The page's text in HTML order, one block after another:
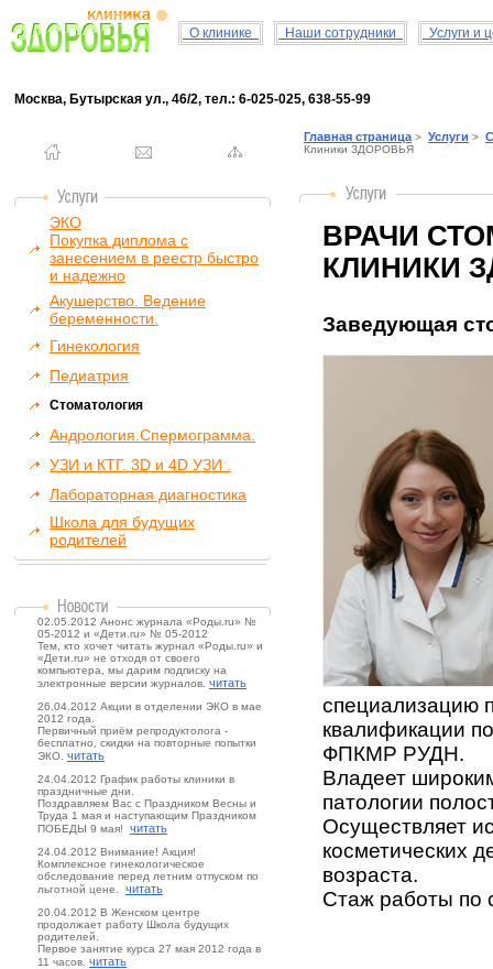
О клинике Наши сотрудники Услуги и
Москва, Бутырская ул., 46/2, тел.: 6-025-025, 638-55-99
ЭКО
Покупка диплома с
занесением в реестр быстро
и надежно
Акушерство. Ведение
беременности.
Гинекология
Педиатрия
Стоматология
Андрология.Спермограмма.
УЗИ и КТГ. 3D и 4D УЗИ .
Лабораторная диагностика
Школа для будущих
родителей
02.05.2012 Анонс журнала «Роды.ru» №
05-2012 и «Дети.ru» № 05-2012
Тем, кто хочет читать журнал «Роды.ru» и
«Дети.ru» не отходя от своего
компьютера, мы дарим подписку на
электронные версии журналов. читать
26.04.2012 Акции в отделении ЭКО в мае
2012 года.
Первичный приём репродуктолога -
бесплатно, скидки на повторные попытки
ЭКО. читать
24.04.2012 График работы клиники в
праздничные дни.
Поздравляем Вас с Праздником Весны и
Труда 1 мая и наступающим Праздником
ПОБЕДЫ 9 мая! читать
24.04.2012 Внимание! Акция!
Комплексное гинекологическое
обследование перед летним отпуском по
льготной цене. читать
20.04.2012 В Женском центре
продолжает работу Школа будущих
родителей.
Первое занятие курса 27 мая 2012 года в
11 часов. читать
Главная страница > Услуги >
Клиники ЗДОРОВЬЯ
ВРАЧИ
КЛИНИКИ
Заведующая
специализацию
квалификации
ФПКМР РУДН.
Владеет
патологии
Осуществляет
косметических
возраста.
Стаж работы по